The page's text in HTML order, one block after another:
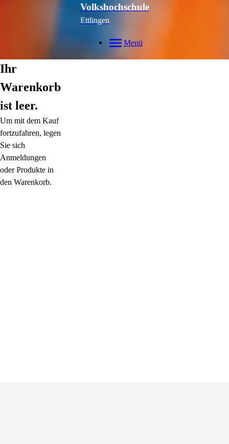
Volkshochschule
Ettlingen
Menü
Ihr
Warenkorb
ist leer.
Um mit dem Kauf
fortzufahren, legen
Sie sich
Anmeldungen
oder Produkte in
den Warenkorb.